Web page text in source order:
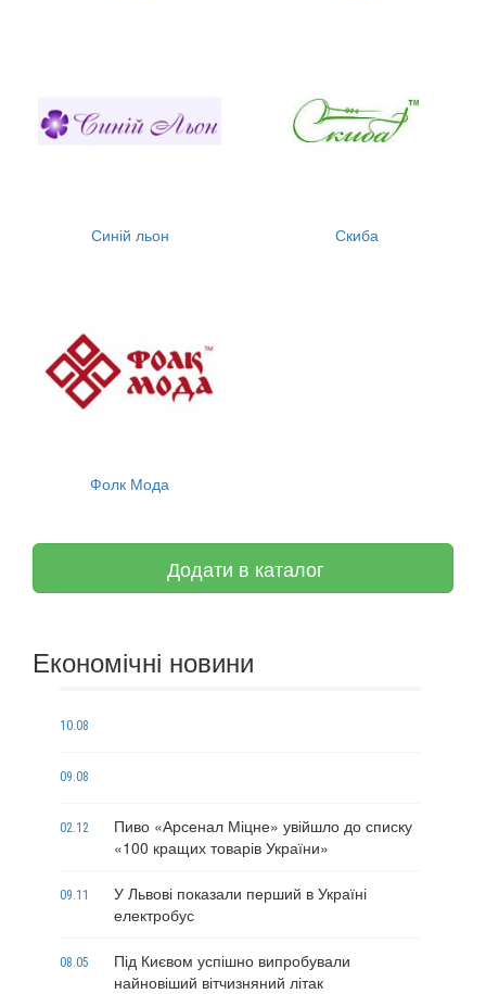
Синій льон Скиба
Фолк Мода
Додати в каталог
Економічні новини
10.08
09.08
02.12
Пиво «Арсенал Міцне» увійшло до списку
«100 кращих товарів України»
09.11
У Львові показали перший в Україні
електробус
08.05
Під Києвом успішно випробували
найновіший вітчизняний літак